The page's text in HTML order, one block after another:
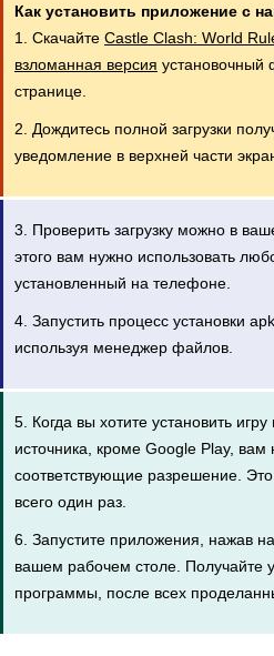
Как установить приложение с
1. Скачайте Castle Clash: World
взломанная версия установочный
странице.
2. Дождитесь полной загрузки
уведомление в верхней части
3. Проверить загрузку можно в
этого вам нужно использовать
установленный на телефоне.
4. Запустить процесс установки
используя менеджер файлов.
5. Когда вы хотите установить
источника, кроме Google Play, вам
соответствующие разрешение.
всего один раз.
6. Запустите приложения, нажав
вашем рабочем столе. Получайте
программы, после всех